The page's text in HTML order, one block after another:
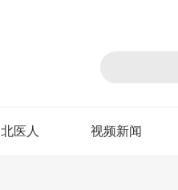
北医人 视频新闻